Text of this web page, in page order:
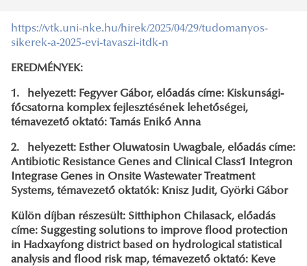
https://vtk.uni-nke.hu/hirek/2025/04/29/tudomanyos-
sikerek-a-2025-evi-tavaszi-itdk-n
EREDMÉNYEK:
1. helyezett: Fegyver Gábor, előadás címe: Kiskunsági-
főcsatorna komplex fejlesztésének lehetőségei,
témavezető oktató: Tamás Enikő Anna
2. helyezett: Esther Oluwatosin Uwagbale, előadás címe:
Antibiotic Resistance Genes and Clinical Class1 Integron
Integrase Genes in Onsite Wastewater Treatment
Systems, témavezető oktatók: Knisz Judit, Györki Gábor
Külön díjban részesült: Sitthiphon Chilasack, előadás
címe: Suggesting solutions to improve flood protection
in Hadxayfong district based on hydrological statistical
analysis and flood risk map, témavezető oktató: Keve